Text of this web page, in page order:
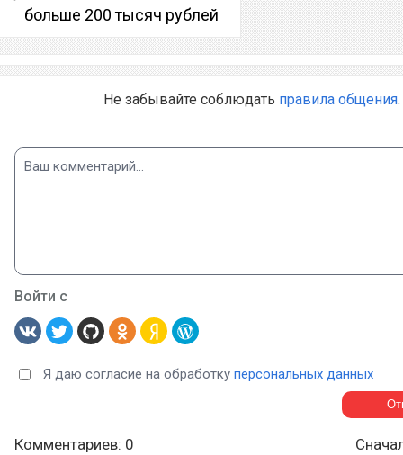
больше 200 тысяч рублей
Не забывайте соблюдать правила общения.
Войти с
Я даю согласие на обработку персональных данных
Комментариев: 0